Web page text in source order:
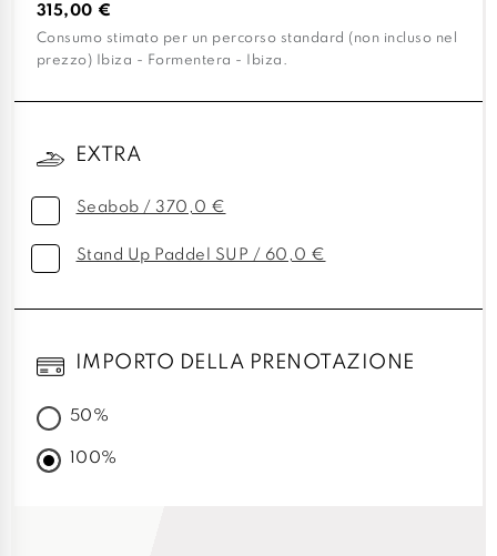
315,00 €
Consumo stimato per un percorso standard (non incluso nel
prezzo) Ibiza - Formentera - Ibiza.
EXTRA
Seabob / 370,0 €
Stand Up Paddel SUP / 60,0 €
IMPORTO DELLA PRENOTAZIONE
50%
100%